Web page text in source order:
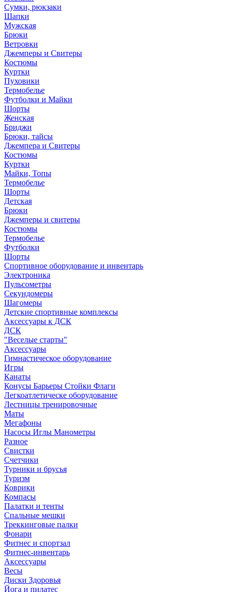
Сумки, рюкзаки
Шапки
Мужская
Брюки
Ветровки
Джемперы и Свитеры
Костюмы
Куртки
Пуховики
Термобелье
Футболки и Майки
Шорты
Женская
Бриджи
Брюки, тайсы
Джемпера и Свитеры
Костюмы
Куртки
Майки, Топы
Термобелье
Шорты
Детская
Брюки
Джемперы и свитеры
Костюмы
Термобелье
Футболки
Шорты
Спортивное оборудование и инвентарь
Электроника
Пульсометры
Секундомеры
Шагомеры
Детские спортивные комплексы
Аксессуары к ДСК
ДСК
"Веселые старты"
Аксессуары
Гимнастическое оборудование
Игры
Канаты
Конусы Барьеры Стойки Флаги
Легкоатлетическе оборудование
Лестницы тренировочные
Маты
Мегафоны
Насосы Иглы Манометры
Разное
Свистки
Счетчики
Турники и брусья
Туризм
Коврики
Компасы
Палатки и тенты
Спальные мешки
Треккинговые палки
Фонари
Фитнес и спортзал
Фитнес-инвентарь
Аксессуары
Весы
Диски Здоровья
Йога и пилатес